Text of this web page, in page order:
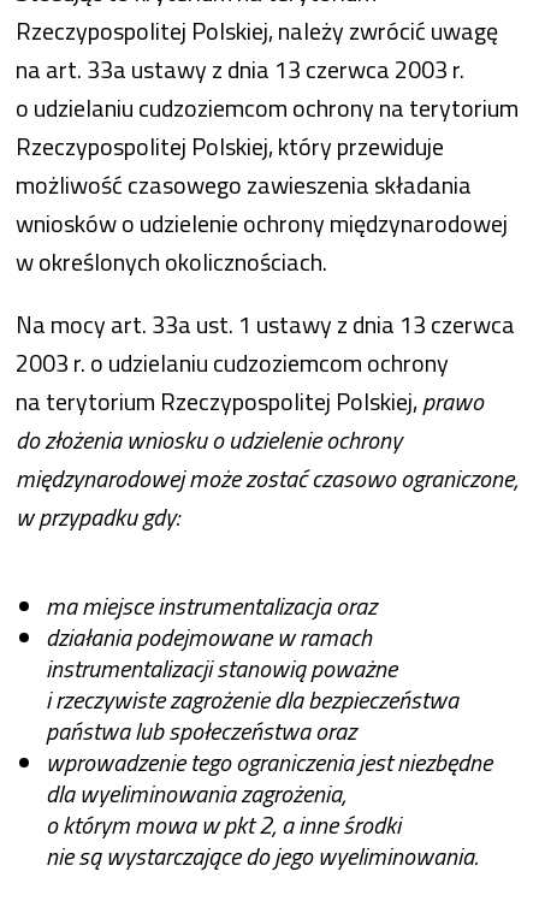
Rzeczypospolitej Polskiej, należy zwrócić uwagę
na art. 33a ustawy z dnia 13 czerwca 2003 r.
o udzielaniu cudzoziemcom ochrony na terytorium
Rzeczypospolitej Polskiej, który przewiduje
możliwość czasowego zawieszenia składania
wniosków o udzielenie ochrony międzynarodowej
w określonych okolicznościach.
Na mocy art. 33a ust. 1 ustawy z dnia 13 czerwca
2003 r. o udzielaniu cudzoziemcom ochrony
na terytorium Rzeczypospolitej Polskiej,prawo
do złożenia wniosku o udzielenie ochrony
międzynarodowej może zostać czasowo ograniczone,
w przypadku gdy:
ma miejsce instrumentalizacja oraz
działania podejmowane w ramach
instrumentalizacji stanowią poważne
i rzeczywiste zagrożenie dla bezpieczeństwa
państwa lub społeczeństwa oraz
wprowadzenie tego ograniczenia jest niezbędne
dla wyeliminowania zagrożenia,
o którym mowa w pkt 2, a inne środki
nie są wystarczające do jego wyeliminowania.